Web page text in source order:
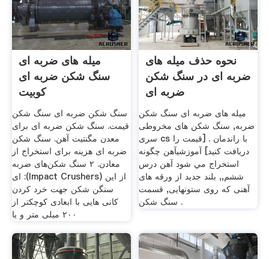
میله های ضربه ای
سنگ شکن ضربه ای
کوبیت
سنگ شکن ضربه ای سنگ شکن
قیمت. سنگ شکن ضربه ای برای
معدن مگنتیت آهن. سنگ شکن
ضربه ای هزینه برای استخراج از
معادن. ۲ سنگ شکن‌های ضربه
ای :(Impact Crushers) از این
سنگن شکن جهت خرد کردن
کانی هایی با ابعادی کوچکتر از
۲۰۰ میلی متر و یا
نحوه حذف میله های
ضربه ای در سنگ شکن
ضربه ای
میله های ضربه ای سنگ شکن
ضربه, سنگ شکن های مخروطی
سری cs با راندمان . [قیمت را
دریافت کنید] آموزشیآهن چگونه
استخراج مي شود آهن درس
ششم,, بلند جدید از ورقه های
آهنی که روی ستونهایی, قسمت
سنگ شکن .